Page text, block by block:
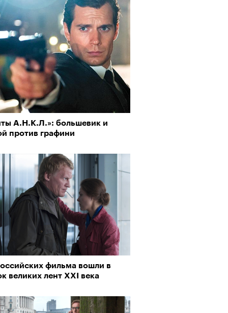
А.Н.К.Л.»: большевик и
против графини
фильма вошли в
великих лент XXI века